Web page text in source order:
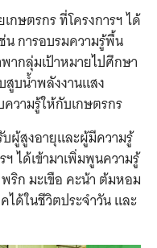
กษตรกร ที่โครงการฯ ได้
น การอบรมความรู้พื้น
ากลุ่มเป้าหมายไปศึกษา
บน้ำพลังงานแสง
วามรู้ให้กับเกษตรกร
ผู้สูงอายุและผู้มีความรู้
ฯ ได้เข้ามาเพิ่มพูนความรู้
ริก มะเขือ คะน้า ต้มหอม
ได้ในชีวิตประจำวัน และ